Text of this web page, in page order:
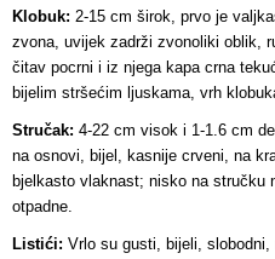
Klobuk: 2-15 cm širok, prvo je
zvona, uvijek zadrži zvonoliki oblik,
čitav pocrni i iz njega kapa crna
bijelim stršećim ljuskama, vrh
Stručak: 4-22 cm visok i 1-1.6 cm
na osnovi, bijel, kasnije crveni, na
bjelkasto vlaknast; nisko na stručku
otpadne.
Listići: Vrlo su gusti, bijeli,